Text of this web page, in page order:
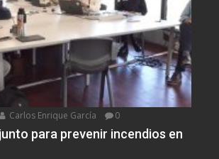
Carlos Enrique García 0
para prevenir incendios en